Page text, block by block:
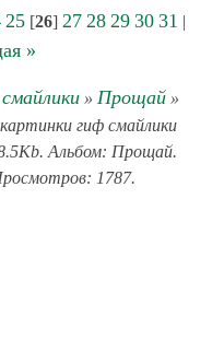
25[26] 27 28 29 30 31 |
»
» Прощай»
гиф смайлики
Альбом: Прощай.
1787.